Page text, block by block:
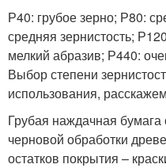
Р40: грубое зерно; Р80:
средняя зернистость;
мелкий абразив; Р440:
Выбор степени
использования,
Грубая наждачная
черновой обработки
остатков покрытия –